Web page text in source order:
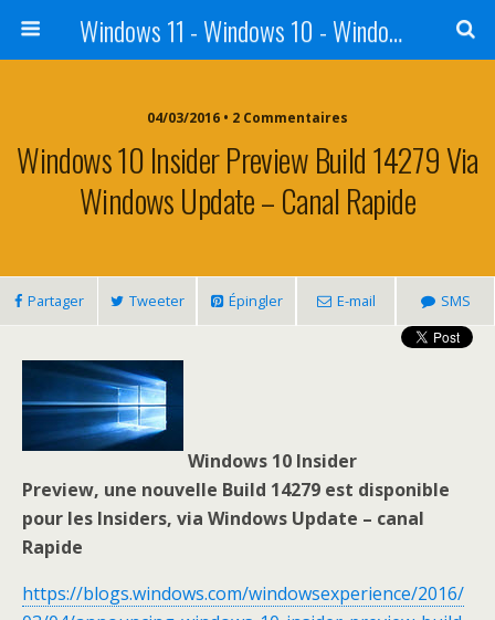
Windows 11 - Windows 10 - Windows 8 - Windows 7 - VISTA
04/03/2016 • 2 Commentaires
Windows 10 Insider Preview Build 14279 Via
Windows Update – Canal Rapide
Partager Tweeter Épingler E-mail SMS
Windows 10 Insider
Preview, une nouvelle Build 14279 est disponible
pour les Insiders, via Windows Update – canal
Rapide
https://blogs.windows.com/windowsexperience/2016/